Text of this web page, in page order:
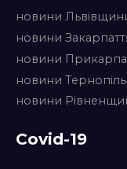
новини
новини
новини
новини
новини
Covid-19